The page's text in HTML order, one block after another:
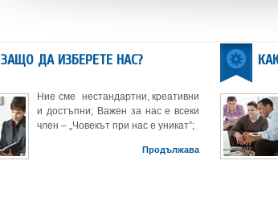
ЗАЩО ДА ИЗБЕРЕТЕ НАС?
Ние сме нестандартни, креативни
и достъпни; Важен за нас е всеки
член – „Човекът при нас е уникат”;
Продължава